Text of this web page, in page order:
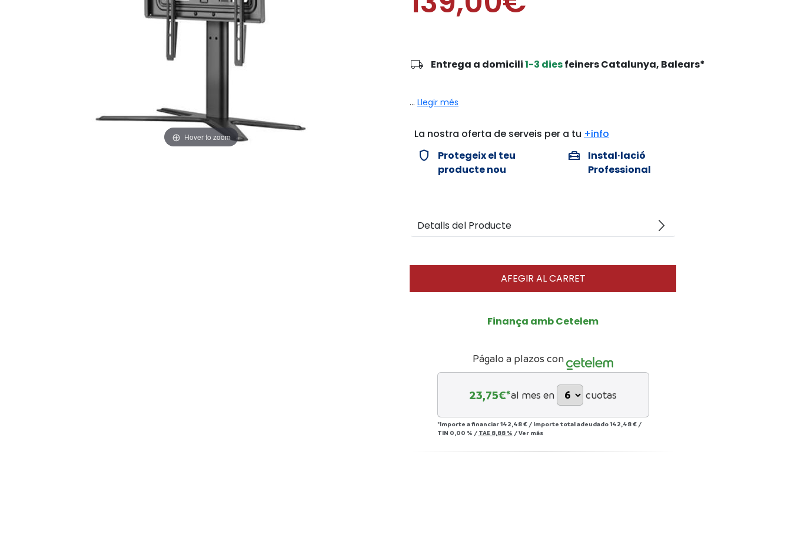
Hover to zoom
local_shipping Entrega a domicili1-3 diesfeiners Catalunya, Balears*
... Llegir més
La nostra oferta de serveis per a tu +info
verified_user
Protegeix el teu
producte nou
home_repair_service
Instal·lació
Professional
Detalls del Producte arrow_forward_ios
AFEGIR AL CARRET
Finança amb Cetelem
Págalo a plazos con
23,75€*al mes en cuotas
*Importe a financiar142,48 € / Importe total adeudado142,48 €/
TIN 0,00 % / TAE 8,88 % /Ver más